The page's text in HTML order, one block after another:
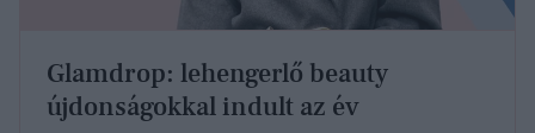
Glamdrop: lehengerlő beauty
újdonságokkal indult az év